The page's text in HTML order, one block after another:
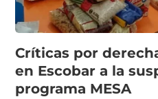
Críticas por
en Escobar a la
programa MESA